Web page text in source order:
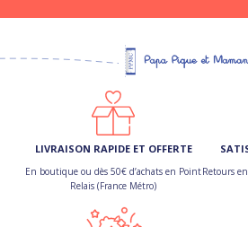
LIVRAISON RAPIDE ET OFFERTE
En boutique ou dès 50€ d’achats en Point
Relais (France Métro)
Retours